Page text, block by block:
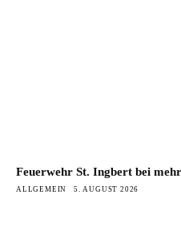
Feuerwehr St. Ingbert bei
ALLGEMEIN 5. AUGUST 2026